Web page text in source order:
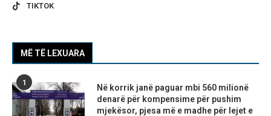
TIKTOK
MË TË LEXUARA
1
Në korrik janë paguar mbi 560 milionë
denarë për kompensime për pushim
mjekësor, pjesa më e madhe për lejet e